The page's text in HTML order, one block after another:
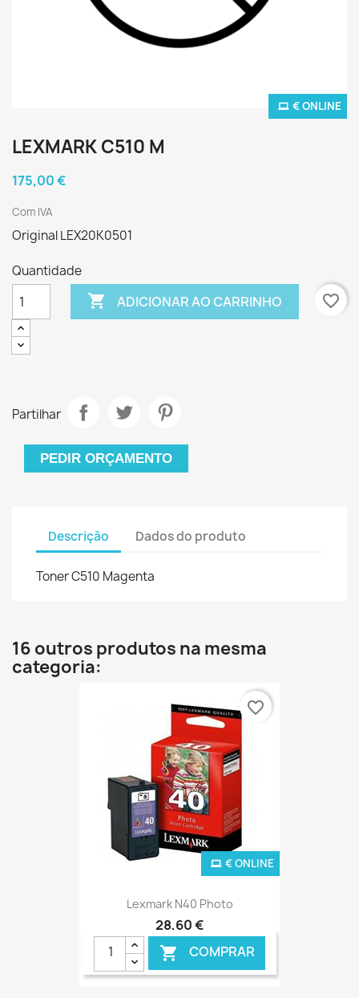
€ ONLINE
LEXMARK C510 M
175,00 €
Com IVA
Original LEX20K0501
Quantidade
 ADICIONAR AO CARRINHO favorite_border
Partilhar
PEDIR ORÇAMENTO
Descrição Dados do produto
Toner C510 Magenta
16 outros produtos na mesma
categoria:
Lexmark N40 Photo
28,60 €
 COMPRAR
€ ONLINE
favorite_border